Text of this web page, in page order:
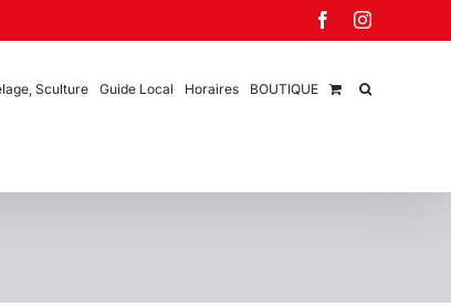
FacebookInstagram
Sculture Guide Local Horaires BOUTIQUE